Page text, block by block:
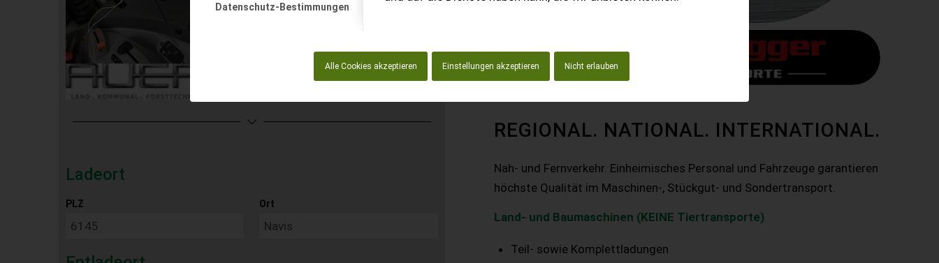
Datenschutz-Bestimmungen
Alle Cookies akzeptieren Einstellungen akzeptieren Nicht erlauben
Ladeort
PLZ Ort
REGIONAL. NATIONAL. INTERNATIONAL.
Nah- und Fernverkehr. Einheimisches Personal und Fahrzeuge garantieren
höchste Qualität im Maschinen-, Stückgut- und Sondertransport.
Land- und Baumaschinen (KEINE Tiertransporte)
Teil- sowie Komplettladungen